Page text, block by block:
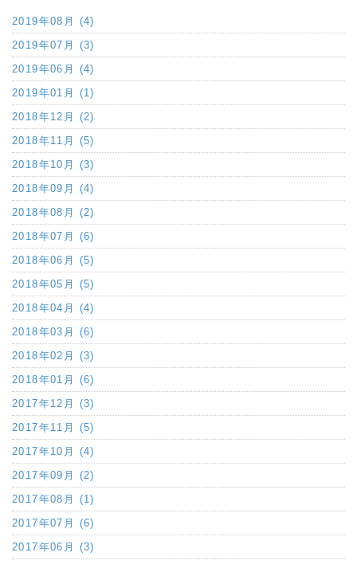
2019年08月 (4)
2019年07月 (3)
2019年06月 (4)
2019年01月 (1)
2018年12月 (2)
2018年11月 (5)
2018年10月 (3)
2018年09月 (4)
2018年08月 (2)
2018年07月 (6)
2018年06月 (5)
2018年05月 (5)
2018年04月 (4)
2018年03月 (6)
2018年02月 (3)
2018年01月 (6)
2017年12月 (3)
2017年11月 (5)
2017年10月 (4)
2017年09月 (2)
2017年08月 (1)
2017年07月 (6)
2017年06月 (3)